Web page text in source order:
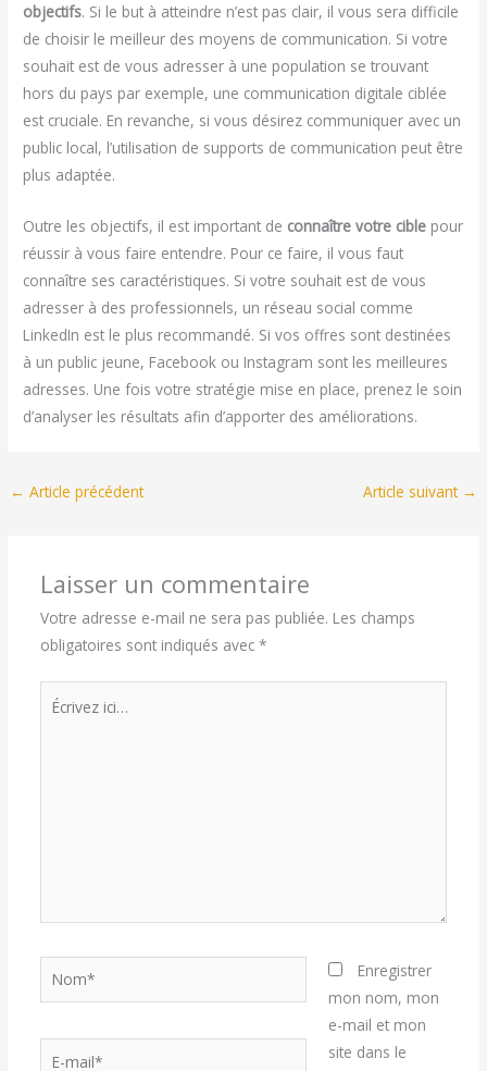
objectifs. Si le but à atteindre n’est pas clair, il vous sera difficile
de choisir le meilleur des moyens de communication. Si votre
souhait est de vous adresser à une population se trouvant
hors du pays par exemple, une communication digitale ciblée
est cruciale. En revanche, si vous désirez communiquer avec un
public local, l’utilisation de supports de communication peut être
plus adaptée.
Outre les objectifs, il est important de connaître votre cible pour
réussir à vous faire entendre. Pour ce faire, il vous faut
connaître ses caractéristiques. Si votre souhait est de vous
adresser à des professionnels, un réseau social comme
LinkedIn est le plus recommandé. Si vos offres sont destinées
à un public jeune, Facebook ou Instagram sont les meilleures
adresses. Une fois votre stratégie mise en place, prenez le soin
d’analyser les résultats afin d’apporter des améliorations.
← Article précédent Article suivant →
Laisser un commentaire
Votre adresse e-mail ne sera pas publiée. Les champs
obligatoires sont indiqués avec *
Écrivez
Nom*
Enregistrer
mon nom, mon
e-mail et mon
site dans le